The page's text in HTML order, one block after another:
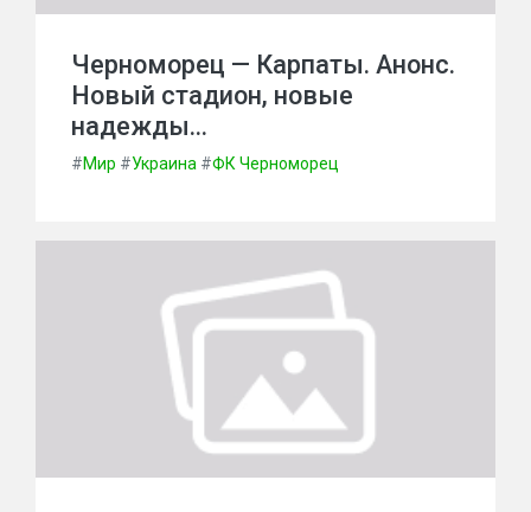
Черноморец — Карпаты. Анонс.
Новый стадион, новые
надежды…
#Мир #Украина #ФК Черноморец